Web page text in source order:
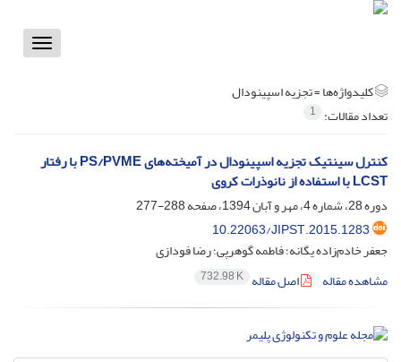
Toggle
کلیدواژه‌ها =تجزیه اسپینودال
تعداد مقالات: 1
کنترل سینتیک تجزیه اسپینودال در آمیخته‌های PS/PVME با رفتار
LCST با استفاده از نانوذرات کروی
دوره 28، شماره 4، مهر و آبان 1394، صفحه
288-277
10.22063/JIPST.2015.1283
جعفر خادم‌زاده یگانه؛ فاطمه گوهرپی؛ رضا فودازی
مشاهده مقاله
اصل مقاله 732.98 K